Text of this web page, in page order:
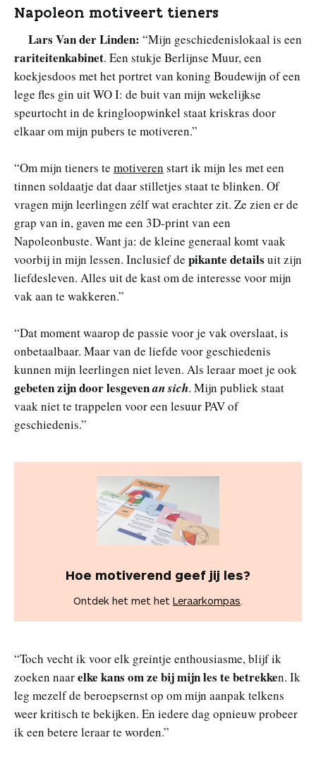
Napoleon motiveert tieners
Lars Van der Linden: “Mijn geschiedenislokaal is een
rariteitenkabinet. Een stukje Berlijnse Muur, een
koekjesdoos met het portret van koning Boudewijn of een
lege fles gin uit WO I: de buit van mijn wekelijkse
speurtocht in de kringloopwinkel staat kriskras door
elkaar om mijn pubers te motiveren.”
“Om mijn tieners te motiveren start ik mijn les met een
tinnen soldaatje dat daar stilletjes staat te blinken. Of
vragen mijn leerlingen zélf wat erachter zit. Ze zien er de
grap van in, gaven me een 3D-print van een
Napoleonbuste. Want ja: de kleine generaal komt vaak
voorbij in mijn lessen. Inclusief de pikante details uit zijn
liefdesleven. Alles uit de kast om de interesse voor mijn
vak aan te wakkeren.”
“Dat moment waarop de passie voor je vak overslaat, is
onbetaalbaar. Maar van de liefde voor geschiedenis
kunnen mijn leerlingen niet leven. Als leraar moet je ook
gebeten zijn door lesgevenan sich. Mijn publiek staat
vaak niet te trappelen voor een lesuur PAV of
geschiedenis.”
Hoe motiverend geef jij les?
Ontdek het met het Leraarkompas.
“Toch vecht ik voor elk greintje enthousiasme, blijf ik
zoeken naarelke kans om ze bij mijn les te betrekken. Ik
leg mezelf de beroepsernst op om mijn aanpak telkens
weer kritisch te bekijken. En iedere dag opnieuw probeer
ik een betere leraar te worden.”